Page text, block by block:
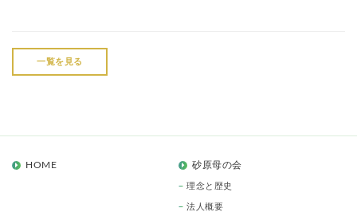
一覧を見る
HOME 砂原母の会
理念と歴史
法人概要